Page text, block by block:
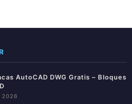
AutoCAD DWG Gratis – Bloques
2026